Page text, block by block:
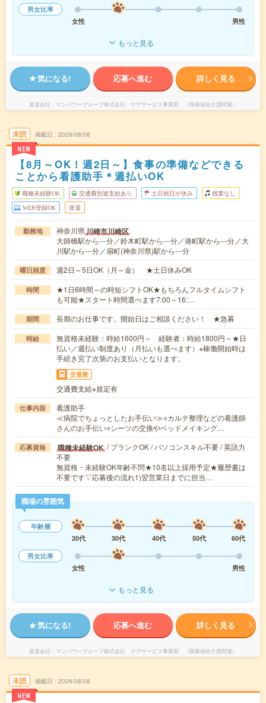
男女比率
女性
男性
もっと見る
気になる! 応募へ進む 詳しく見る
派遣会社 マンパワーグループ株式会社 ケアサービス事業部 （医療福祉介護関連）
未読
NEW
掲載日 2026/08/08
【8月～OK！週2日～】食事の準備などできる
ことから看護助手＊週払いOK
職種未経験OK 交通費別途支給あり 土日祝日が休み 残業なし
WEB登録OK 派遣
勤務地 神奈川県川崎市川崎区
大師橋駅から---分／鈴木町駅から---分／港町駅から---分／大
川駅から---分／扇町(神奈川県)駅から---分
曜日頻度 週2日～5日OK（月～金） ★土日休みOK
時間
★1日6時間～の時短シフトOK★もちろんフルタイムシフト
も可能★スタート時間選べます7:00～16:…
期間 長期のお仕事です。開始日はご相談ください！ ★急募
時給
無資格未経験：時給1600円～ 経験者：時給1800円～★日
払い／週払い制度あり（月払いも選べます）※稼働開始時は
手続き完了次第のお支払いとなります。
交通費
交通費支給※規定有
仕事内容
看護助手
≪病院でちょっとしたお手伝い≫○カルテ整理などの看護師
さんのお手伝い○シーツの交換やベッドメイキング…
応募資格 職種未経験OK / ブランクOK / パソコンスキル不要 / 英語力
不要
無資格・未経験OK年齢不問★10名以上採用予定★履歴書は
不要です▽応募後の流れ1)翌営業日までに担当…
職場の雰囲気
年齢層
20代
30代 40代 50代
60代
男女比率
女性
男性
もっと見る
気になる! 応募へ進む 詳しく見る
派遣会社 マンパワーグループ株式会社 ケアサービス事業部 （医療福祉介護関連）
未読
NEW
掲載日 2026/08/08